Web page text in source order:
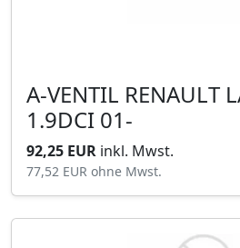
A-VENTIL RENAULT
1.9DCI 01-
92,25 EUR inkl. Mwst.
77,52 EUR ohne Mwst.